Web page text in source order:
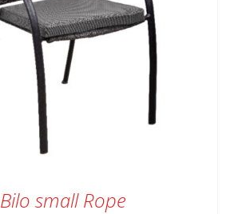
Bilo small Rope